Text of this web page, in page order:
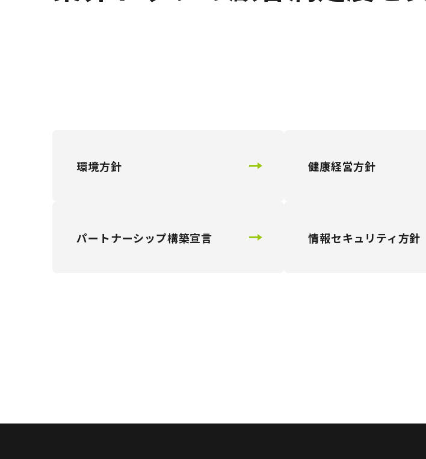
環境方針 健康経営方針
パートナーシップ構築宣言 情報セキュリティ方針